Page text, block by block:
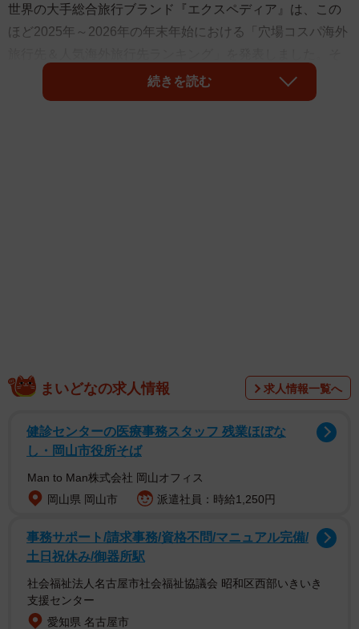
世界の大手総合旅行ブランド『エクスペディア』は、この
ほど2025年～2026年の年末年始における「穴場コスパ海外
れによると、穴場コスパ海外旅行先ランキングは「釜
山」、人気海外旅行先ランキングでは、「台北」がそれぞ
続きを読む
まいどなの求人情報 求人情報一覧へ
健診センターの医療事務スタッフ 残業ほぼな
し・岡山市役所そば
Man to Man株式会社 岡山オフィス
岡山県 岡山市
派遣社員：時給1,250円
事務サポート/請求事務/資格不問/マニュアル完備/
土日祝休み/御器所駅
社会福祉法人名古屋市社会福祉協議会 昭和区西部いきいき
支援センター
愛知県 名古屋市